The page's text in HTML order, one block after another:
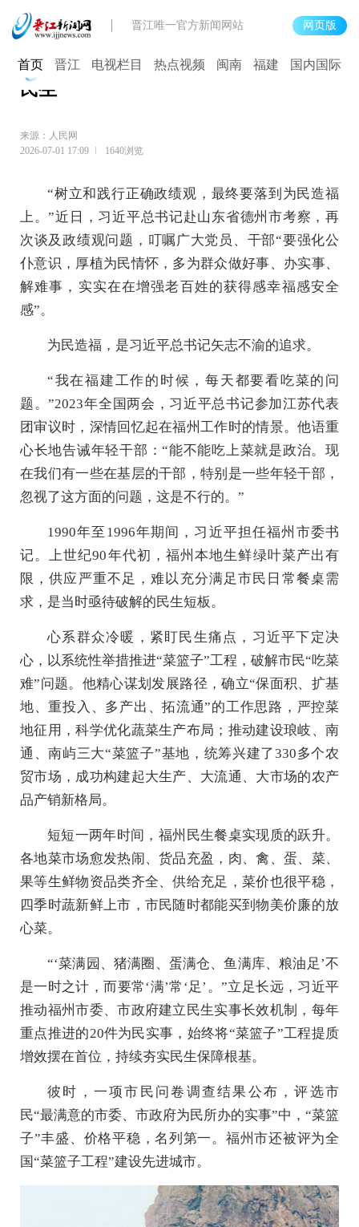
晋江唯一官方新闻网站 网页版
首页 晋江 电视栏目 热点视频 闽南 福建 国内国际
【学习·故事】人民之心丨小菜篮，大
民生
来源：人民网
2026-07-01 17:09
1640浏览
“树立和践行正确政绩观，最终要落到为民造福
上。”近日，习近平总书记赴山东省德州市考察，再
次谈及政绩观问题，叮嘱广大党员、干部“要强化公
仆意识，厚植为民情怀，多为群众做好事、办实事、
解难事，实实在在增强老百姓的获得感幸福感安全
感”。
为民造福，是习近平总书记矢志不渝的追求。
“我在福建工作的时候，每天都要看吃菜的问
题。”2023年全国两会，习近平总书记参加江苏代表
团审议时，深情回忆起在福州工作时的情景。他语重
心长地告诫年轻干部：“能不能吃上菜就是政治。现
在我们有一些在基层的干部，特别是一些年轻干部，
忽视了这方面的问题，这是不行的。”
1990年至1996年期间，习近平担任福州市委书
记。上世纪90年代初，福州本地生鲜绿叶菜产出有
限，供应严重不足，难以充分满足市民日常餐桌需
求，是当时亟待破解的民生短板。
心系群众冷暖，紧盯民生痛点，习近平下定决
心，以系统性举措推进“菜篮子”工程，破解市民“吃菜
难”问题。他精心谋划发展路径，确立“保面积、扩基
地、重投入、多产出、拓流通”的工作思路，严控菜
地征用，科学优化蔬菜生产布局；推动建设琅岐、南
通、南屿三大“菜篮子”基地，统筹兴建了330多个农
贸市场，成功构建起大生产、大流通、大市场的农产
品产销新格局。
短短一两年时间，福州民生餐桌实现质的跃升。
各地菜市场愈发热闹、货品充盈，肉、禽、蛋、菜、
果等生鲜物资品类齐全、供给充足，菜价也很平稳，
四季时蔬新鲜上市，市民随时都能买到物美价廉的放
心菜。
“‘菜满园、猪满圈、蛋满仓、鱼满库、粮油足’不
是一时之计，而要常‘满’常‘足’。”立足长远，习近平
推动福州市委、市政府建立民生实事长效机制，每年
重点推进的20件为民实事，始终将“菜篮子”工程提质
增效摆在首位，持续夯实民生保障根基。
彼时，一项市民问卷调查结果公布，评选市
民“最满意的市委、市政府为民所办的实事”中，“菜篮
子”丰盛、价格平稳，名列第一。福州市还被评为全
国“菜篮子工程”建设先进城市。